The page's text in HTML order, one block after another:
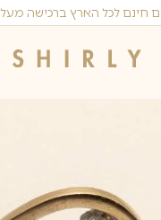
לכל הארץ ברכישה מעל 350 ש״ח